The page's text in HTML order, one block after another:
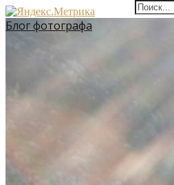
Блог фотографа